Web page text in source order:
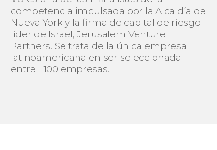
competencia impulsada por la Alcaldía de
Nueva York y la firma de capital de riesgo
líder de Israel, Jerusalem Venture
Partners. Se trata de la única empresa
latinoamericana en ser seleccionada
entre +100 empresas.